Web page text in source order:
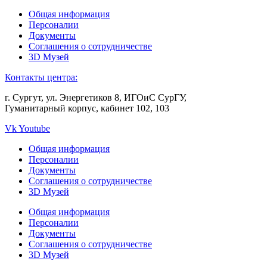
Общая информация
Персоналии
Документы
Соглашения о сотрудничестве
3D Музей
Контакты центра:
г. Сургут, ул. Энергетиков 8, ИГОиС СурГУ,
Гуманитарный корпус, кабинет 102, 103
VkYoutube
Общая информация
Персоналии
Документы
Соглашения о сотрудничестве
3D Музей
Общая информация
Персоналии
Документы
Соглашения о сотрудничестве
3D Музей